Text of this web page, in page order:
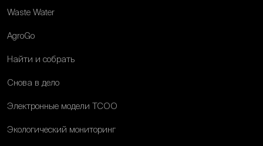
Waste Water
AgroGo
Найти и собрать
Снова в дело
Электронные модели ТСОО
Экологический мониторинг